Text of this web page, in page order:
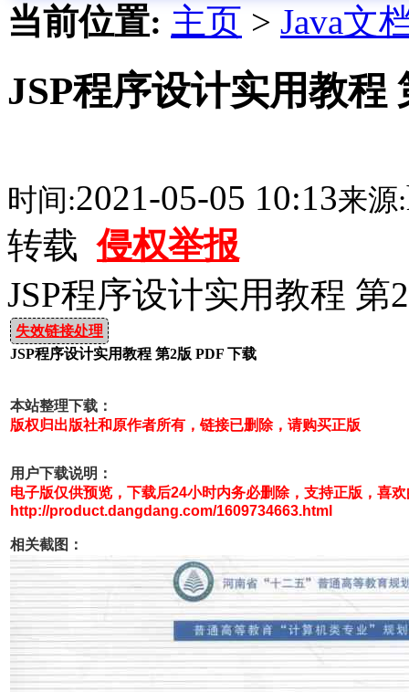
当前位置: 主页 > Java文
JSP程序设计实用教程
时间:2021-05-05 10:13来源:
转载侵权举报
JSP程序设计实用教程 第
失效链接处理
JSP程序设计实用教程 第2版 PDF 下载
本站整理下载：
版权归出版社和原作者所有，链接已删除，请购买正版
用户下载说明：
电子版仅供预览，下载后24小时内务必删除，支持正版，喜
http://product.dangdang.com/1609734663.html
相关截图：